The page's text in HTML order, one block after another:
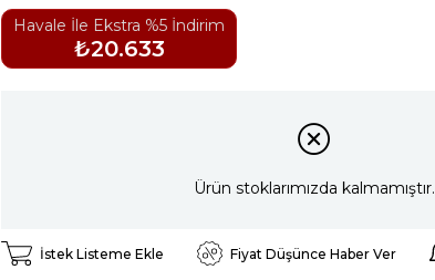
Havale İle Ekstra %5 İndirim
₺20.633
Ürün stoklarımızda kalmamıştır.
İstek Listeme Ekle Fiyat Düşünce Haber Ver